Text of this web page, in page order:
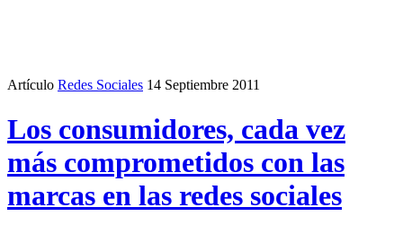
Artículo Redes Sociales 14 Septiembre 2011
Los consumidores, cada vez
más comprometidos con las
marcas en las redes sociales